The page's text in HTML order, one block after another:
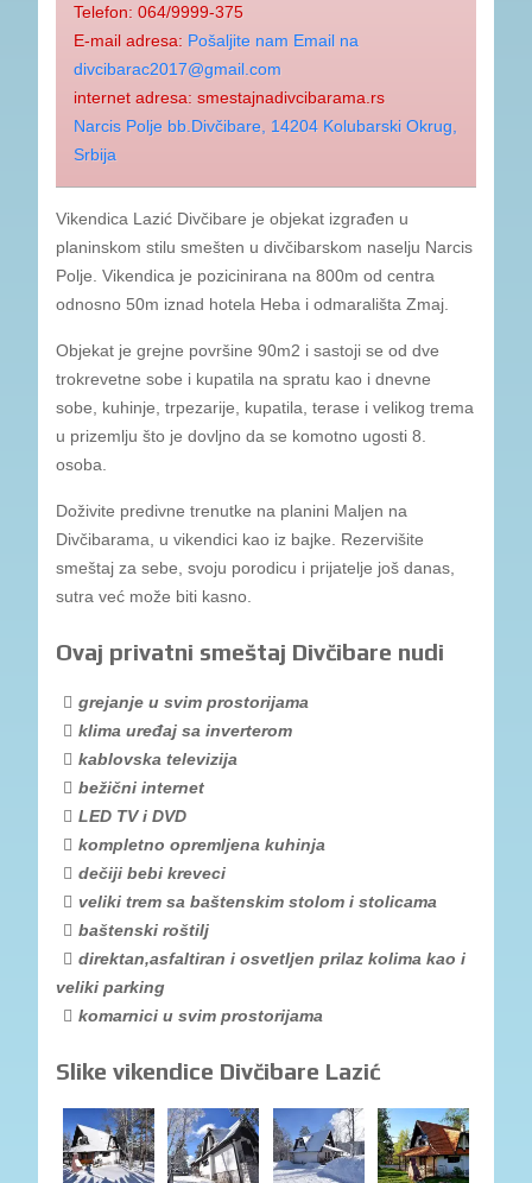
Telefon: 064/9999-375
E-mail adresa: Pošaljite nam Email na
divcibarac2017@gmail.com
internet adresa: smestajnadivcibarama.rs
Narcis Polje bb.Divčibare, 14204 Kolubarski Okrug,
Srbija
Vikendica Lazić Divčibare je objekat izgrađen u
planinskom stilu smešten u divčibarskom naselju Narcis
Polje. Vikendica je pozicinirana na 800m od centra
odnosno 50m iznad hotela Heba i odmarališta Zmaj.
Objekat je grejne površine 90m2 i sastoji se od dve
trokrevetne sobe i kupatila na spratu kao i dnevne
sobe, kuhinje, trpezarije, kupatila, terase i velikog trema
u prizemlju što je dovljno da se komotno ugosti 8.
osoba.
Doživite predivne trenutke na planini Maljen na
Divčibarama, u vikendici kao iz bajke. Rezervišite
smeštaj za sebe, svoju porodicu i prijatelje još danas,
sutra već može biti kasno.
Ovaj privatni smeštaj Divčibare nudi
grejanje u svim prostorijama
klima uređaj sa inverterom
kablovska televizija
bežični internet
LED TV i DVD
kompletno opremljena kuhinja
dečiji bebi kreveci
veliki trem sa baštenskim stolom i stolicama
baštenski roštilj
direktan,asfaltiran i osvetljen prilaz kolima kao i
veliki parking
komarnici u svim prostorijama
Slike vikendice Divčibare Lazić